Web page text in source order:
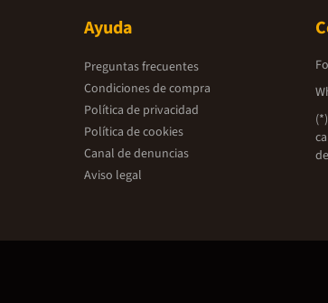
Ayuda
Preguntas frecuentes
Condiciones de compra
Política de privacidad
Política de cookies
Canal de denuncias
Aviso legal